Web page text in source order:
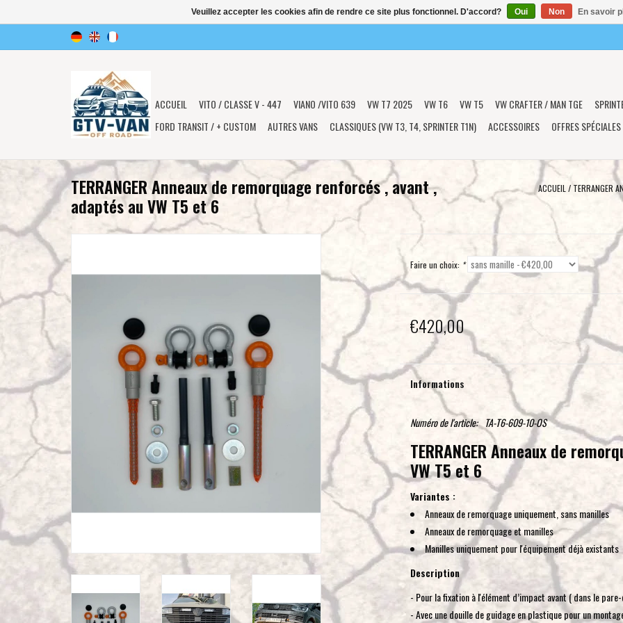
ACCUEIL VITO / CLASSE V - 447 VIANO /VITO 639 VW T7 2025 VW T6 VW T5 VW CRAFTER / MAN TGE
FORD TRANSIT / + CUSTOM
AUTRES VANS CLASSIQUES (VW T3, T4, SPRINTER T1N) ACCESSOIRES OFFRES SPÉCIALES
TERRANGER Anneaux de remorquage renforcés , avant ,
adaptés au VW T5 et 6
ACCUEIL / TERRANGER
Faire un choix: *
€420,00
Informations
Numéro de l'article: TA-T6-609-10-OS
TERRANGER Anneaux de
VW T5 et 6
Variantes :
Anneaux de remorquage uniquement, sans manilles
Anneaux de remorquage et manilles
Manilles uniquement pour l'équipement déjà existants
Description
- Pour la fixation à l'élément d’impact avant ( dans le
- Avec une douille de guidage en plastique pour un
Veuillez accepter les cookies afin de rendre ce site plus fonctionnel. D'accord? Oui Non En savoir